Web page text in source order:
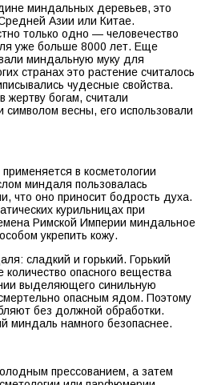
миндальных деревьев, это
Азии или Китае.
только одно — человечество
уже больше 8000 лет. Еще
миндальную муку для
странах это растение считалось
чудесные свойства.
богам, считали
весны, его использовали
в косметологии
миндаля пользовалась
что оно приносит бодрость духа.
курильницах при
Римской Империи миндальное
укрепить кожу.
сладкий и горький. Горький
опасного вещества
выделяющего синильную
опасным ядом. Поэтому
без должной обработки.
миндаль намного безопаснее.
прессованием, а затем